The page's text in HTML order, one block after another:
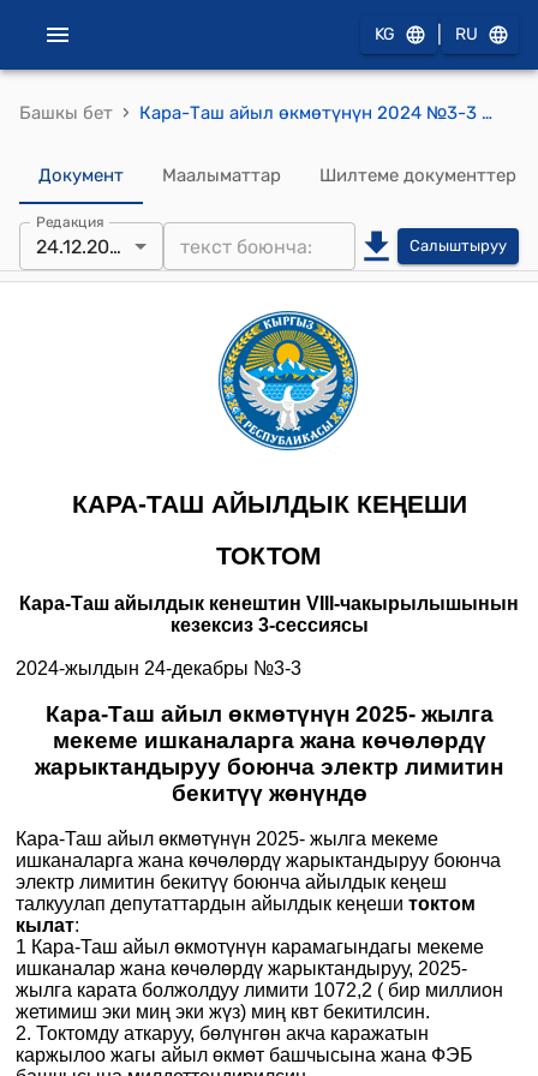
KG RU
Башкы бет › Кара-Таш айыл өкмөтүнүн 2024 №3-3 2025- жылга мекеме ишканаларга жана көчөлөрдү жарыктандыруу боюнча электр лимитин бекитүү жөнүндө токтому
Документ Маалыматтар Шилтеме документтер
Редакция
24.12.2024 Салыштыруу